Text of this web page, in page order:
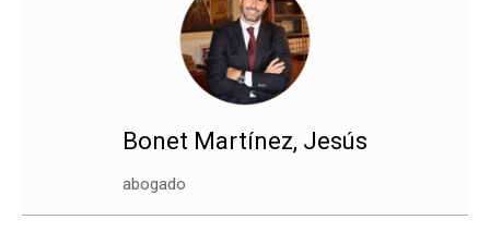
Bonet Martínez, Jesús
abogado